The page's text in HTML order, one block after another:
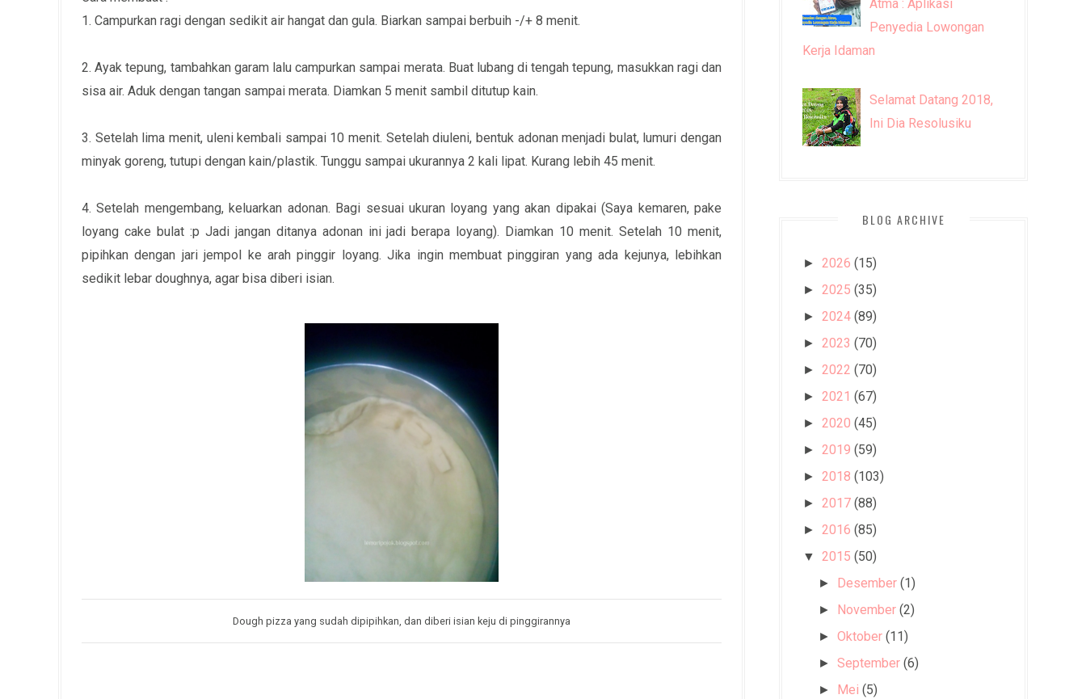
1. Campurkan ragi dengan sedikit air hangat dan gula. Biarkan sampai berbuih -/+ 8 menit.
2. Ayak tepung, tambahkan garam lalu campurkan sampai merata. Buat lubang di tengah tepung, masukkan ragi dan
sisa air. Aduk dengan tangan sampai merata. Diamkan 5 menit sambil ditutup kain.
3. Setelah lima menit, uleni kembali sampai 10 menit. Setelah diuleni, bentuk adonan menjadi bulat, lumuri dengan
minyak goreng, tutupi dengan kain/plastik. Tunggu sampai ukurannya 2 kali lipat. Kurang lebih 45 menit.
4. Setelah mengembang, keluarkan adonan. Bagi sesuai ukuran loyang yang akan dipakai (Saya kemaren, pake
loyang cake bulat :p Jadi jangan ditanya adonan ini jadi berapa loyang). Diamkan 10 menit. Setelah 10 menit,
pipihkan dengan jari jempol ke arah pinggir loyang. Jika ingin membuat pinggiran yang ada kejunya, lebihkan
sedikit lebar doughnya, agar bisa diberi isian.
Dough pizza yang sudah dipipihkan, dan diberi isian keju di pinggirannya
Atma : Aplikasi
Penyedia Lowongan
Kerja Idaman
Selamat Datang 2018,
Ini Dia Resolusiku
BLOG ARCHIVE
► 2026 (15)
► 2025 (35)
► 2024 (89)
► 2023 (70)
► 2022 (70)
► 2021 (67)
► 2020 (45)
► 2019 (59)
► 2018 (103)
► 2017 (88)
► 2016 (85)
▼ 2015 (50)
► Desember (1)
► November (2)
►Oktober (11)
►September (6)
► Mei (5)